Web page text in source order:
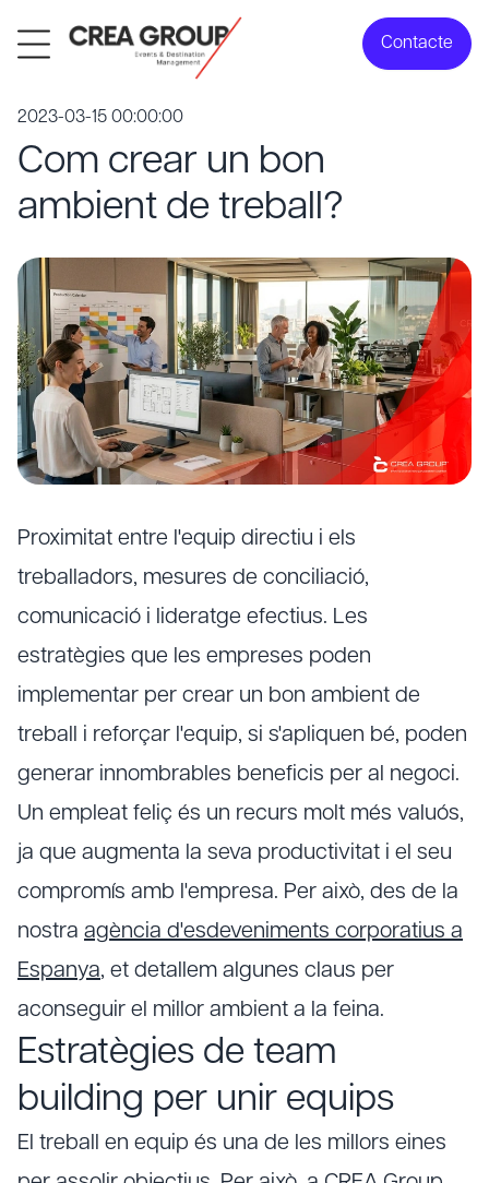
Contacte
2023-03-15 00:00:00
Com crear un bon
ambient de treball?
Proximitat entre l'equip directiu i els
treballadors, mesures de conciliació,
comunicació i lideratge efectius. Les
estratègies que les empreses poden
implementar per crear un bon ambient de
treball i reforçar l'equip, si s'apliquen bé, poden
generar innombrables beneficis per al negoci.
Un empleat feliç és un recurs molt més valuós,
ja que augmenta la seva productivitat i el seu
compromís amb l'empresa. Per això, des de la
nostra agència d'esdeveniments corporatius a
Espanya, et detallem algunes claus per
aconseguir el millor ambient a la feina.
Estratègies de team
building per unir equips
El treball en equip és una de les millors eines